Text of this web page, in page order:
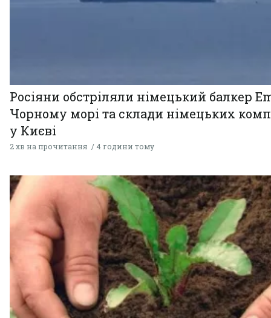
Росіяни обстріляли німецький балкер
Чорному морі та склади німецьких
у Києві
2 хв на прочитання 4 години тому